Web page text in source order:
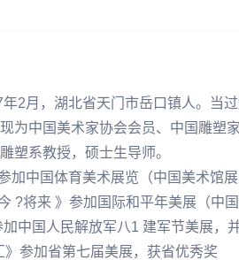
年2月，湖北省天门市岳口镇人。当
为中国美术家协会会员、中国雕塑
塑系教授，硕士生导师。
加中国体育美术展览（中国美术馆展
?将来 》参加国际和平年美展（中国
加中国人民解放军八1 建军节美展，
参加省第七届美展，获省优秀奖